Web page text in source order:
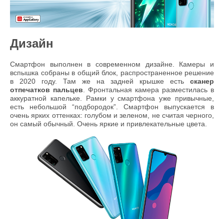
Дизайн
Смартфон выполнен в современном дизайне. Камеры и
вспышка собраны в общий блок, распространенное решение
в 2020 году. Там же на задней крышке есть сканер
отпечатков пальцев . Фронтальная камера разместилась в
аккуратной капельке. Рамки у смартфона уже привычные,
есть небольшой “подбородок”. Смартфон выпускается в
очень ярких оттенках: голубом и зеленом, не считая черного,
он самый обычный. Очень яркие и привлекательные цвета.